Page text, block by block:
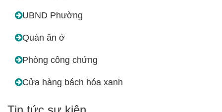
UBND Phường
Quán ăn ở
Phòng công chứng
Cửa hàng bách hóa xanh